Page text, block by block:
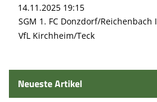
14.11.2025 19:15
SGM 1. FC Donzdorf/Reichenbach I
VfL Kirchheim/Teck
Neueste Artikel